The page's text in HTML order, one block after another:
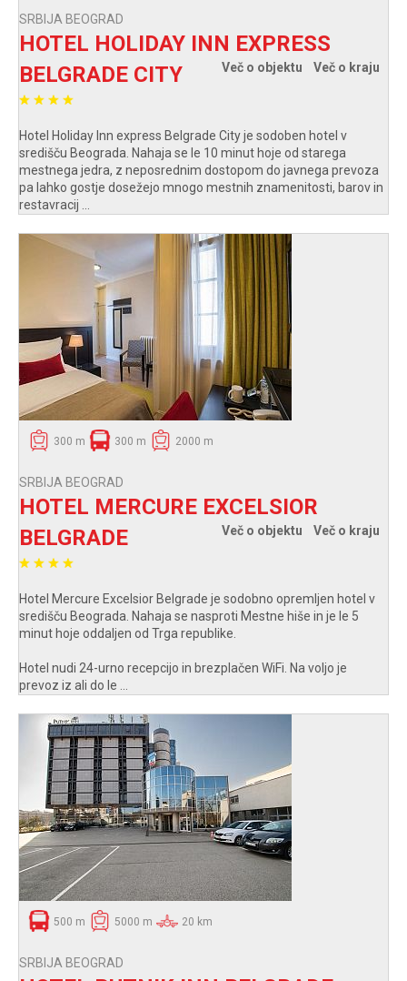
SRBIJA BEOGRAD
HOTEL HOLIDAY INN EXPRESS
BELGRADE CITY
Več o objektu Več o kraju
Hotel Holiday Inn express Belgrade City je sodoben hotel v
središču Beograda. Nahaja se le 10 minut hoje od starega
mestnega jedra, z neposrednim dostopom do javnega prevoza
pa lahko gostje dosežejo mnogo mestnih znamenitosti, barov in
restavracij ...
300 m 300 m 2000 m
SRBIJA BEOGRAD
HOTEL MERCURE EXCELSIOR
BELGRADE
Več o objektu Več o kraju
Hotel Mercure Excelsior Belgrade je sodobno opremljen hotel v
središču Beograda. Nahaja se nasproti Mestne hiše in je le 5
minut hoje oddaljen od Trga republike.
Hotel nudi 24-urno recepcijo in brezplačen WiFi. Na voljo je
prevoz iz ali do le ...
500 m 5000 m 20 km
SRBIJA BEOGRAD